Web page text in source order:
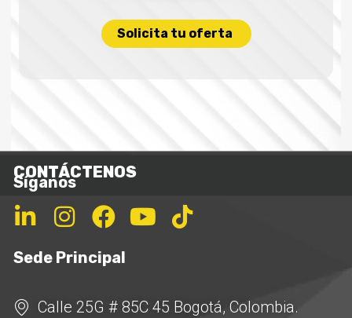
Solicita tu oferta
CONTÁCTENOS
Síganos
Sede Principal
Calle 25G # 85C 45 Bogotá, Colombia.